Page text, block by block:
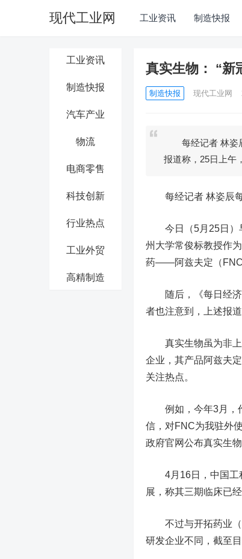
现代工业网 工业资讯 制造快报
工业资讯
制造快报
汽车产业
物流
电商零售
科技创新
行业热点
工业外贸
高精制造
真实生物： “新
制造快报 现代工业网
每经记者 林姿
报道称，25日上午
每经记者 林姿辰每
今日（5月25日）早
州大学常俊标教授作
药——阿兹夫定（FNC
随后，《每日经济
者也注意到，上述报道
真实生物虽为非上
企业，其产品阿兹夫
关注热点。
例如，今年3月，作
信，对FNC为我驻外
政府官网公布真实生
4月16日，中国工程
展，称其三期临床已
不过与开拓药业（
研发企业不同，截至